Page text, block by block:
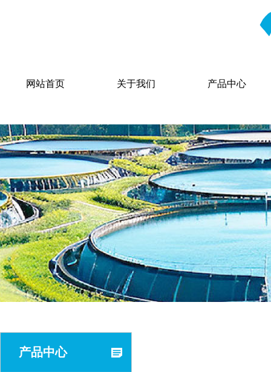
网站首页 关于我们 产品中心
产品中心